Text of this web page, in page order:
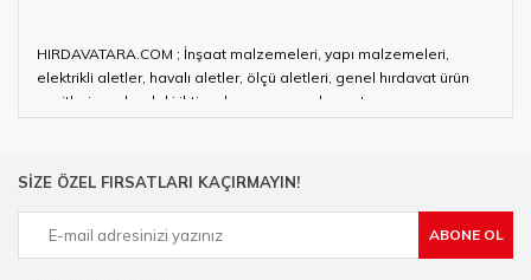
HIRDAVATARA.COM ; İnşaat malzemeleri, yapı malzemeleri,
elektrikli aletler, havalı aletler, ölçü aletleri, genel hırdavat ürün
çeşitleri ve alandaki ihtiyaçlarınızın neredeyse tamamını
çalışan HIRDAVATARA.COM geniş ürün yelpazesi ile siz değerli
Ülkemizde özellikle gelişen sanayi, inşaat ve fabrikalaşma
SİZE ÖZEL FIRSATLARI KAÇIRMAYIN!
ABONE OL